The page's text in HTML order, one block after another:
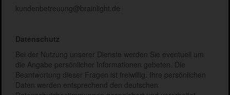
kundenbetreuung@brainlight.de
Datenschutz
Bei der Nutzung unserer Dienste werden Sie eventuell um
die Angabe persönlicher Informationen gebeten. Die
Beantwortung dieser Fragen ist freiwillig. Ihre persönlichen
Daten werden entsprechend den deutschen